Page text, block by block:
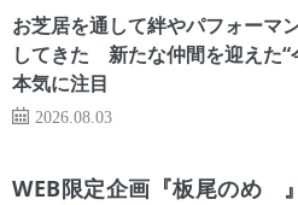
お芝居を通して絆やパフォーマ
してきた 新たな仲間を迎えた“
本気に注目
2026.08.03
WEB限定企画『板尾のめ゙